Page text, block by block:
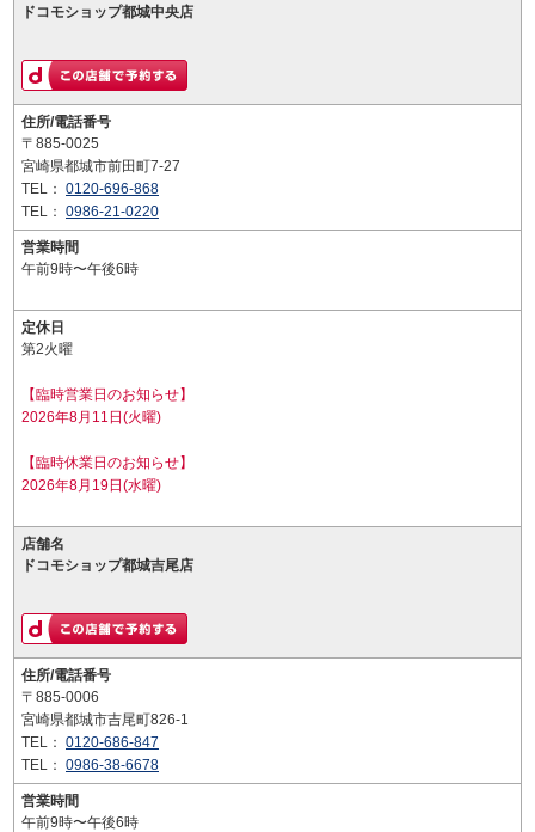
ドコモショップ都城中央店
住所/電話番号
〒885-0025
宮崎県都城市前田町7-27
TEL： 0120-696-868
TEL： 0986-21-0220
営業時間
午前9時〜午後6時
定休日
第2火曜
【臨時営業日のお知らせ】
2026年8月11日(火曜)
【臨時休業日のお知らせ】
2026年8月19日(水曜)
店舗名
ドコモショップ都城吉尾店
住所/電話番号
〒885-0006
宮崎県都城市吉尾町826-1
TEL： 0120-686-847
TEL： 0986-38-6678
営業時間
午前9時〜午後6時